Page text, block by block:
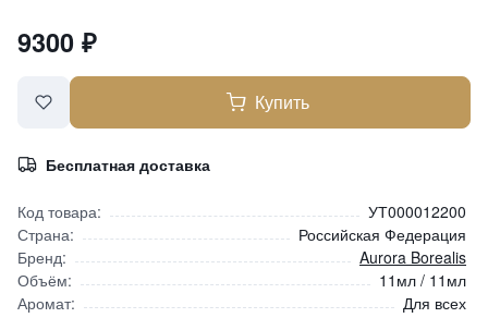
9300 ₽
Купить
Бесплатная доставка
Код товара:
УТ000012200
Страна:
Российская Федерация
Бренд:
Aurora Borealis
Объём:
11мл / 11мл
Аромат:
Для всех